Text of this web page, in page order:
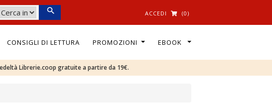
ACCEDI (0)
CONSIGLI DI LETTURA PROMOZIONI EBOOK
Librerie.coop gratuite a partire da 19€.